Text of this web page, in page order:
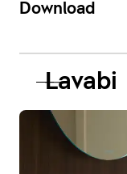
Download
Lavabi